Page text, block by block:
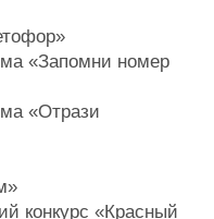
«Запомни номер
«Отрази
конкурс «Красный